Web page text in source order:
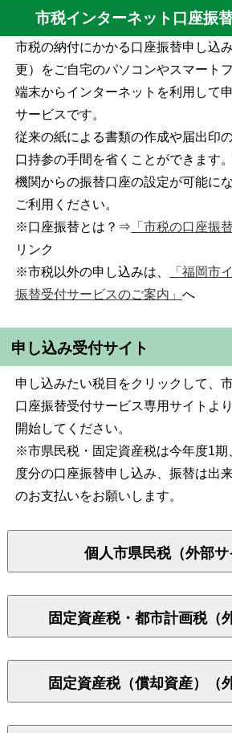
市税インターネット口座振
市税の納付にかかる口座振替申し込
更）をご自宅のパソコンやスマート
端末からインターネットを利用して
サービスです。
従来の紙による書類の作成や届出印
口持参の手間を省くことができます
機関からの振替口座の設定が可能に
ご利用ください。
※口座振替とは？⇒ 「市税の口座振
リンク
※市税以外の申し込みは、
「福岡市
振替受付サービスのご案内」へ
申し込み受付サイト
申し込みたい税目をクリックして、
口座振替受付サービス専用サイトよ
開始してください。
※市県民税・固定資産税は今年度1期
度分の口座振替申し込み、振替は出
のお支払いをお願いします。